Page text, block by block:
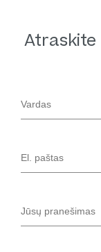
Atraskite